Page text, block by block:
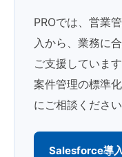
PROでは、営業
入から、業務に
ご支援していま
案件管理の標準
にご相談ください
Salesforce導